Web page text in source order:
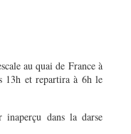
au quai de France à
13h et repartira à 6h le
dans la darse